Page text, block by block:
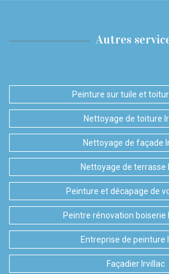
Autres
Peinture sur tuile et
Nettoyage de toiture
Nettoyage de façade
Nettoyage de terrasse
Peinture et décapage de
Peintre rénovation boiserie
Entreprise de peinture
Façadier Irvillac